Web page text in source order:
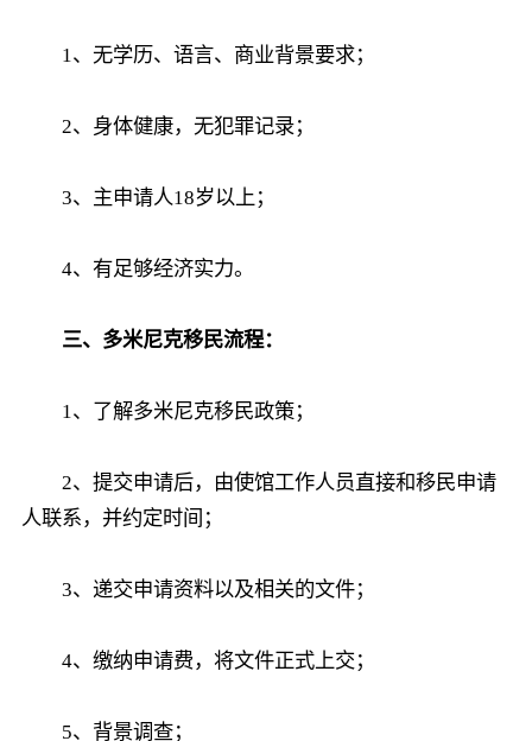
1、无学历、语言、商业背景要求；
2、身体健康，无犯罪记录；
3、主申请人18岁以上；
4、有足够经济实力。
三、多米尼克移民流程：
1、了解多米尼克移民政策；
2、提交申请后，由使馆工作人员直接和移民申请
人联系，并约定时间；
3、递交申请资料以及相关的文件；
4、缴纳申请费，将文件正式上交；
5、背景调查；